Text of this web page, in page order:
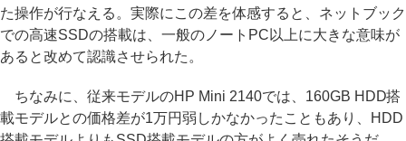
た操作が行なえる。実際にこの差を体感すると、ネットブック
での高速SSDの搭載は、一般のノートPC以上に大きな意味が
あると改めて認識させられた。
ちなみに、従来モデルのHP Mini 2140では、160GB HDD搭
載モデルとの価格差が1万円弱しかなかったこともあり、HDD